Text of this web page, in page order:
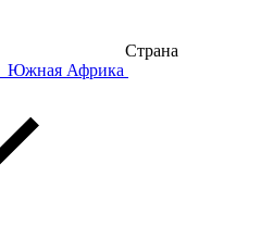
Страна
Южная Африка